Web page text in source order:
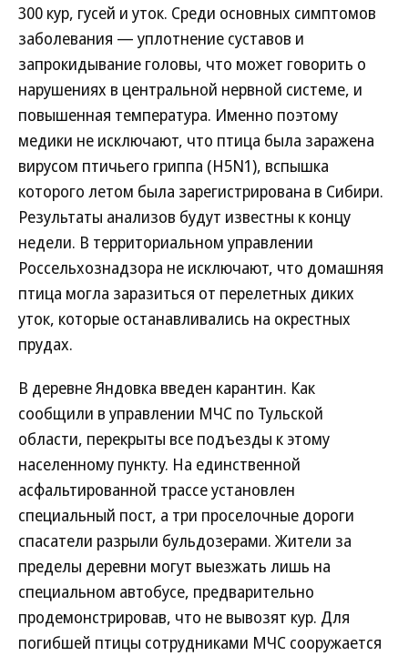
300 кур, гусей и уток. Среди основных симптомов
заболевания — уплотнение суставов и
запрокидывание головы, что может говорить о
нарушениях в центральной нервной системе, и
повышенная температура. Именно поэтому
медики не исключают, что птица была заражена
вирусом птичьего гриппа (H5N1), вспышка
которого летом была зарегистрирована в Сибири.
Результаты анализов будут известны к концу
недели. В территориальном управлении
Россельхознадзора не исключают, что домашняя
птица могла заразиться от перелетных диких
уток, которые останавливались на окрестных
прудах.
В деревне Яндовка введен карантин. Как
сообщили в управлении МЧС по Тульской
области, перекрыты все подъезды к этому
населенному пункту. На единственной
асфальтированной трассе установлен
специальный пост, а три проселочные дороги
спасатели разрыли бульдозерами. Жители за
пределы деревни могут выезжать лишь на
специальном автобусе, предварительно
продемонстрировав, что не вывозят кур. Для
погибшей птицы сотрудниками МЧС сооружается